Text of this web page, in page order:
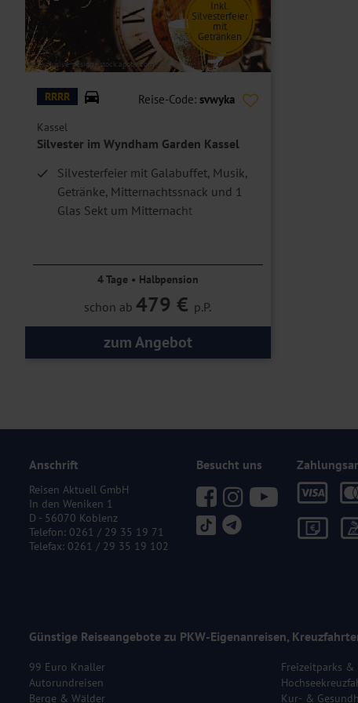
© exclusive-design - stock.adobe.com
Inkl.
Silvesterfeier
mit
Getränken
RRRR Reise-Code: svwyka
Kassel
Silvester im Wyndham Garden Kassel
Silvesterfeier mit Galabuffet, Musik,
Getränke, Mitternachtssnack und 1
Glas Sekt um Mitternacht
4 Tage • Halbpension
schon ab 479 € p.P.
zum Angebot
Anschrift
Reisen Aktuell GmbH
In den Weniken 1
D - 56070 Koblenz
Telefon: 0261 / 29 35 19 71
Telefax: 0261 / 29 35 19 102
Besucht uns
Günstige Reiseangebote zu PKW-Eigenanreisen,
99 Euro Knaller
Autorundreisen
Berge & Wälder
Freizeitparks &
Kur- &